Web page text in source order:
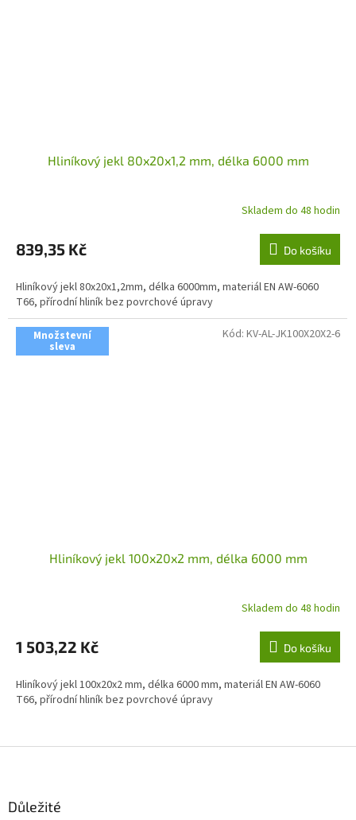
Hliníkový jekl 80x20x1,2 mm, délka 6000 mm
Skladem do 48 hodin
839,35 Kč Do košíku
Hliníkový jekl 80x20x1,2mm, délka 6000mm, materiál EN AW-6060
T66, přírodní hliník bez povrchové úpravy
Množstevní
sleva
Hliníkový jekl 100x20x2 mm, délka 6000 mm
Skladem do 48 hodin
1 503,22 Kč Do košíku
Hliníkový jekl 100x20x2 mm, délka 6000 mm, materiál EN AW-6060
T66, přírodní hliník bez povrchové úpravy
Kód: KV-AL-JK100X20X2-6
Důležité